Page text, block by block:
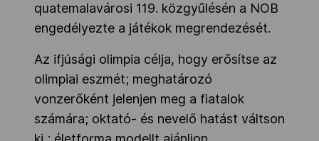
NOB
Társszervezetek
OVEP
quatemalavárosi 119. közgyűlésén a NOB
engedélyezte a játékok megrendezését.
Az ifjúsági olimpia célja, hogy erősítse az
olimpiai eszmét; meghatározó
vonzerőként jelenjen meg a fiatalok
számára; oktató- és nevelő hatást váltson